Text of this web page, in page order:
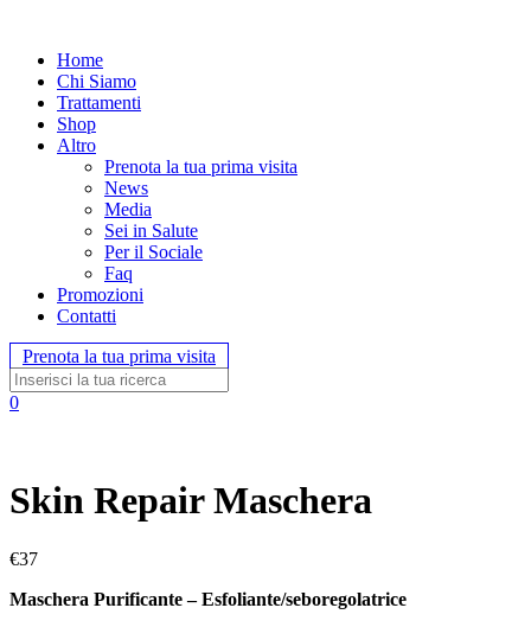
Home
Chi Siamo
Trattamenti
Shop
Altro
Prenota la tua prima visita
News
Media
Sei in Salute
Per il Sociale
Faq
Promozioni
Contatti
Prenota la tua prima visita
0
Skin Repair Maschera
€37
Maschera Purificante – Esfoliante/seboregolatrice